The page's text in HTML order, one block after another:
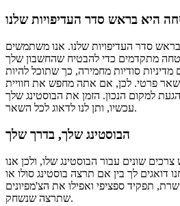
היא בראש סדר העדיפויות שלנו
סדר העדיפויות שלנו. אנו משתמשים
מתקדמים כדי להבטיח שהחשבון שלך
מדיניות סודיות מחמירה, כך שתוכל להיות
פרטי. לכן, אם אתה מחפש את חוויית
למקום הנכון. הזמן את הבוסטינג שלך
עכשיו, ותן לנו לדאוג לכל השאר.
הבוסטינג שלך, בדרך שלך
שונים עבור הבוסטינג שלו, ולכן אנו
דואגים לך בין אם תרצה בוסטינג סולו או
תפקיד ספציפי ואפילו את הצ'מפיונים
שתרצה שנשחק.